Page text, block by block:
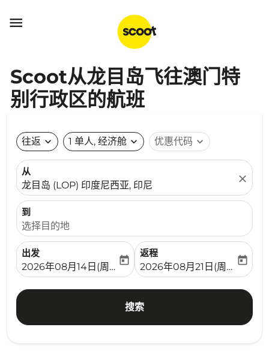

Scoot从龙目岛飞往澳门特
别行政区的航班
往返 expand_more 1 单人, 经济舱 expand_more 优惠代码 expand_more
从
龙目岛 (LOP) 印度尼西亚, 印尼
close
到
选择目的地
出发
fc-booking-departure-date-aria-label
2026年08月14日(周五)
today
返程
fc-booking-return-date-
2026年08月21日(周五)
today
搜索